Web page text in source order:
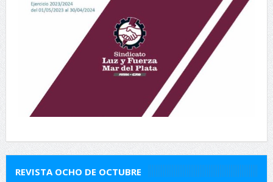
REVISTA OCHO DE OCTUBRE